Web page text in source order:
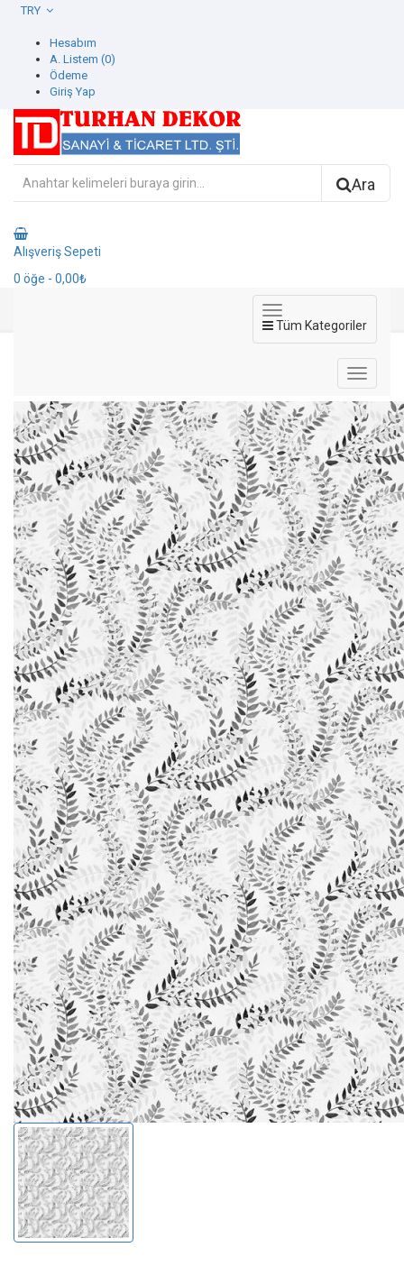
Hesabım
A. Listem (0)
Ödeme
Giriş Yap
Ara
Alışveriş Sepeti
0 öğe - 0,00₺
Tüm Kategoriler